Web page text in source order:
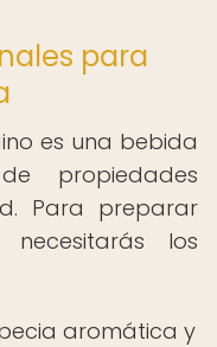
para
es una bebida
propiedades
Para preparar
necesitarás los
aromática y